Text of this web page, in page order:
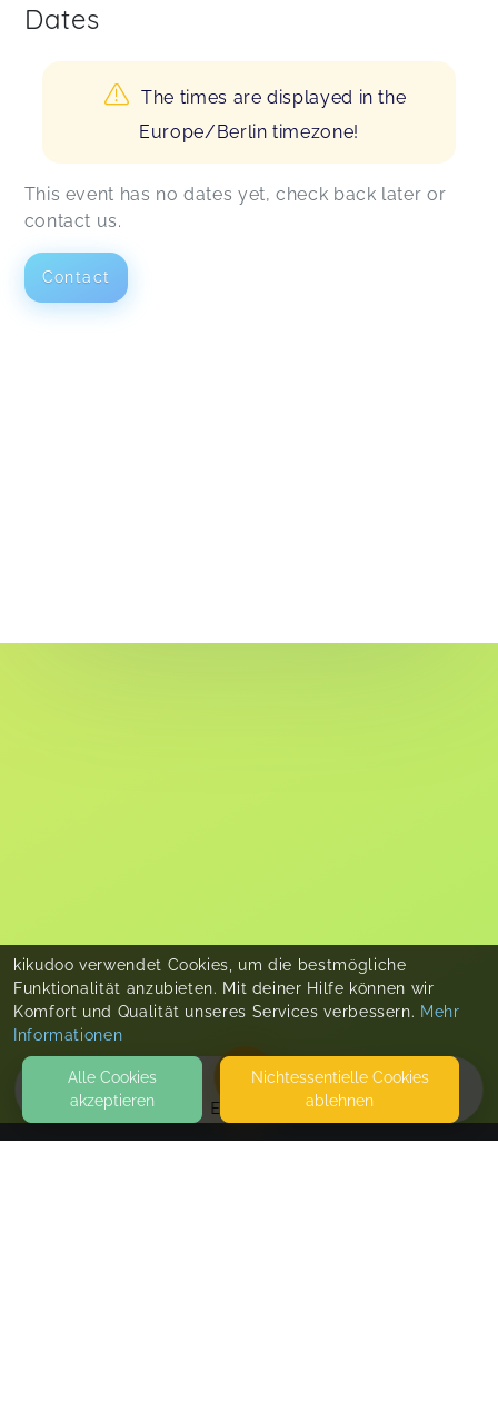
EVENTS
Dates
The times are displayed in the
Europe/Berlin timezone!
This event has no dates yet, check back later or
contact us.
Contact
kikudoo verwendet Cookies, um die bestmögliche
Funktionalität anzubieten. Mit deiner Hilfe können wir
Komfort und Qualität unseres Services verbessern. Mehr
Informationen
Alle Cookies
akzeptieren
Nicht­essentielle Cookies
ablehnen